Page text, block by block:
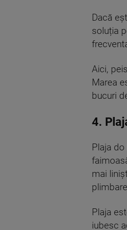
Dacă
soluția
Aici,
Marea
bucuri
4.
Plaja
mai
Plaja
iubesc